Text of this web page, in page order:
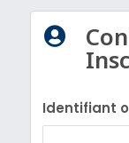

Identifiant